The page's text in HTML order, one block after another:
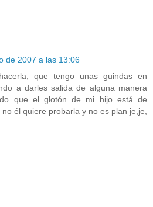
de 2007 a las 13:06
que tengo unas guindas en
a darles salida de alguna manera
que el glotón de mi hijo está de
él quiere probarla y no es plan je,je,